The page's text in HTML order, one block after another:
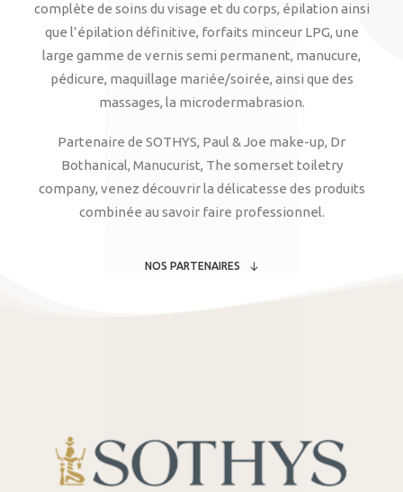
complète de soins du visage et du corps, épilation ainsi
que l’épilation définitive, forfaits minceur LPG, une
large gamme de vernis semi permanent, manucure,
pédicure, maquillage mariée/soirée, ainsi que des
massages, la microdermabrasion.
Partenaire de SOTHYS, Paul & Joe make-up, Dr
Bothanical, Manucurist, The somerset toiletry
company, venez découvrir la délicatesse des produits
combinée au savoir faire professionnel.
NOS PARTENAIRES